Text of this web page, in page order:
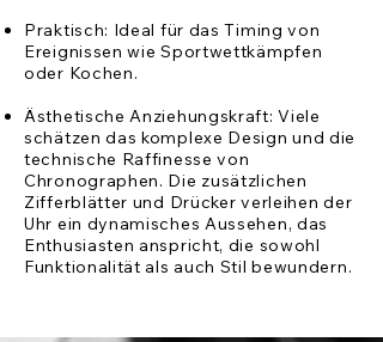
Praktisch: Ideal für das Timing von
Ereignissen wie Sportwettkämpfen
oder Kochen.
Ästhetische Anziehungskraft: Viele
schätzen das komplexe Design und die
technische Raffinesse von
Chronographen. Die zusätzlichen
Zifferblätter und Drücker verleihen der
Uhr ein dynamisches Aussehen, das
Enthusiasten anspricht, die sowohl
Funktionalität als auch Stil bewundern.